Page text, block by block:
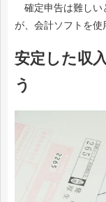
確定申告は難しい
が、会計ソフトを使
安定した収
う